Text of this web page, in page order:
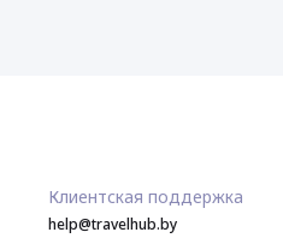
Клиентская поддержка
help@travelhub.by